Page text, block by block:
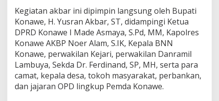
a
t
a
o
n
a
w
e
D
Kegiatan akbar ini dipimpin langsung oleh Bupati
Konawe, H. Yusran Akbar, ST, didampingi Ketua
DPRD Konawe I Made Asmaya, S.Pd, MM, Kapolres
Konawe AKBP Noer Alam, S.IK, Kepala BNN
Konawe, perwakilan Kejari, perwakilan Danramil
Lambuya, Sekda Dr. Ferdinand, SP, MH, serta para
camat, kepala desa, tokoh masyarakat, perbankan,
dan jajaran OPD lingkup Pemda Konawe.